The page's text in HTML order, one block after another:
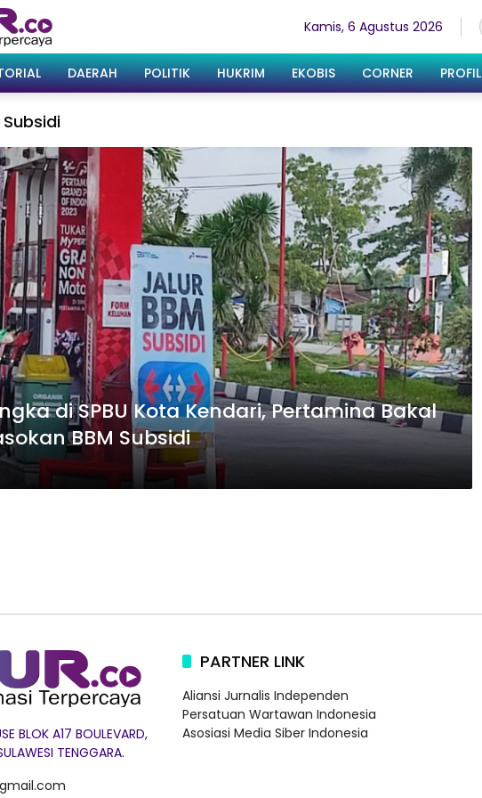
Kamis, 6 Agustus 2026
DAERAH POLITIK HUKRIM EKOBIS CORNER PROFIL
Subsidi
di SPBU Kota Kendari, Pertamina Bakal
BBM Subsidi
BLOK A17 BOULEVARD,
TENGGARA.
PARTNER LINK
Aliansi Jurnalis Independen
Persatuan Wartawan Indonesia
Asosiasi Media Siber Indonesia